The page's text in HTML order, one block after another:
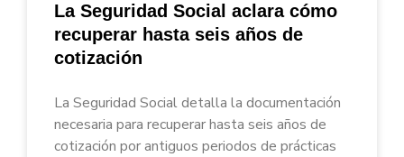
La Seguridad Social aclara cómo
recuperar hasta seis años de
cotización
La Seguridad Social detalla la documentación
necesaria para recuperar hasta seis años de
cotización por antiguos periodos de prácticas